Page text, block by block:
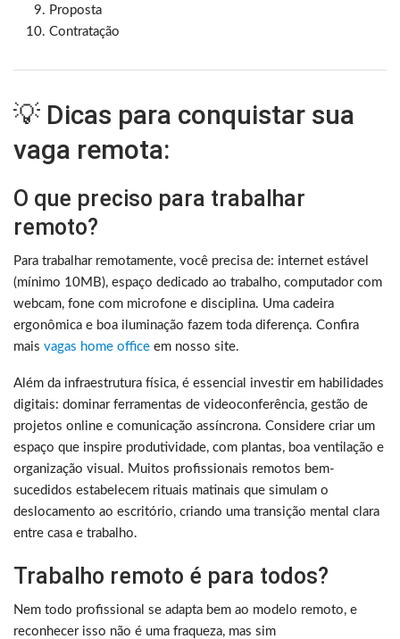
Proposta
Contratação
💡 Dicas para conquistar sua
vaga remota:
O que preciso para trabalhar
remoto?
Para trabalhar remotamente, você precisa de: internet estável
(mínimo 10MB), espaço dedicado ao trabalho, computador com
webcam, fone com microfone e disciplina. Uma cadeira
ergonômica e boa iluminação fazem toda diferença. Confira
mais vagas home office em nosso site.
Além da infraestrutura física, é essencial investir em habilidades
digitais: dominar ferramentas de videoconferência, gestão de
projetos online e comunicação assíncrona. Considere criar um
espaço que inspire produtividade, com plantas, boa ventilação e
organização visual. Muitos profissionais remotos bem-
sucedidos estabelecem rituais matinais que simulam o
deslocamento ao escritório, criando uma transição mental clara
entre casa e trabalho.
Trabalho remoto é para todos?
Nem todo profissional se adapta bem ao modelo remoto, e
reconhecer isso não é uma fraqueza, mas sim